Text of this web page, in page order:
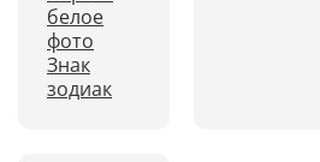
белое
фото
Знак
зодиак